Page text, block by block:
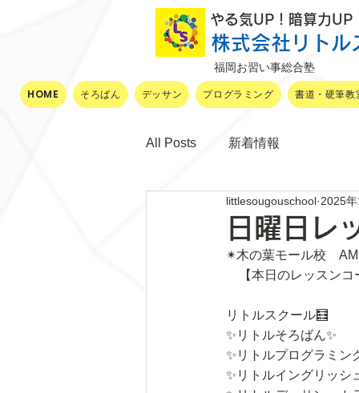
やる気UP！暗算力
株式会社リト
福岡お習い事総合塾
HOME そろばん デッサン プログラミング 書道・硬筆教
All Posts 新着情報
日曜日レ
littlesougouschool 2025
✴木の葉モール校　
【本日のレッスンコ
リトルスクール🧮
✨リトルそろばん✨
✨リトルプログラミン
✨リトルイングリッシ